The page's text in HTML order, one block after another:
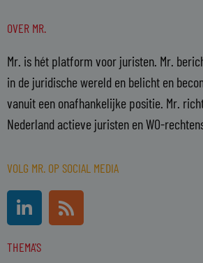
OVER MR.
Mr. is hét platform voor juristen. Mr.
in de juridische wereld en belicht en
vanuit een onafhankelijke positie. Mr.
Nederland actieve juristen en WO-
VOLG MR. OP SOCIAL MEDIA
L
i
k
R
s
THEMA'S